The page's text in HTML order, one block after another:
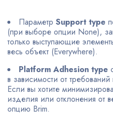
Параметр Support type
(при выборе опции None),
только выступающие
весь объект (Everywhere).
Platform Adhesion type
в зависимости от
Если вы хотите
изделия или отклонения от
опцию Brim.